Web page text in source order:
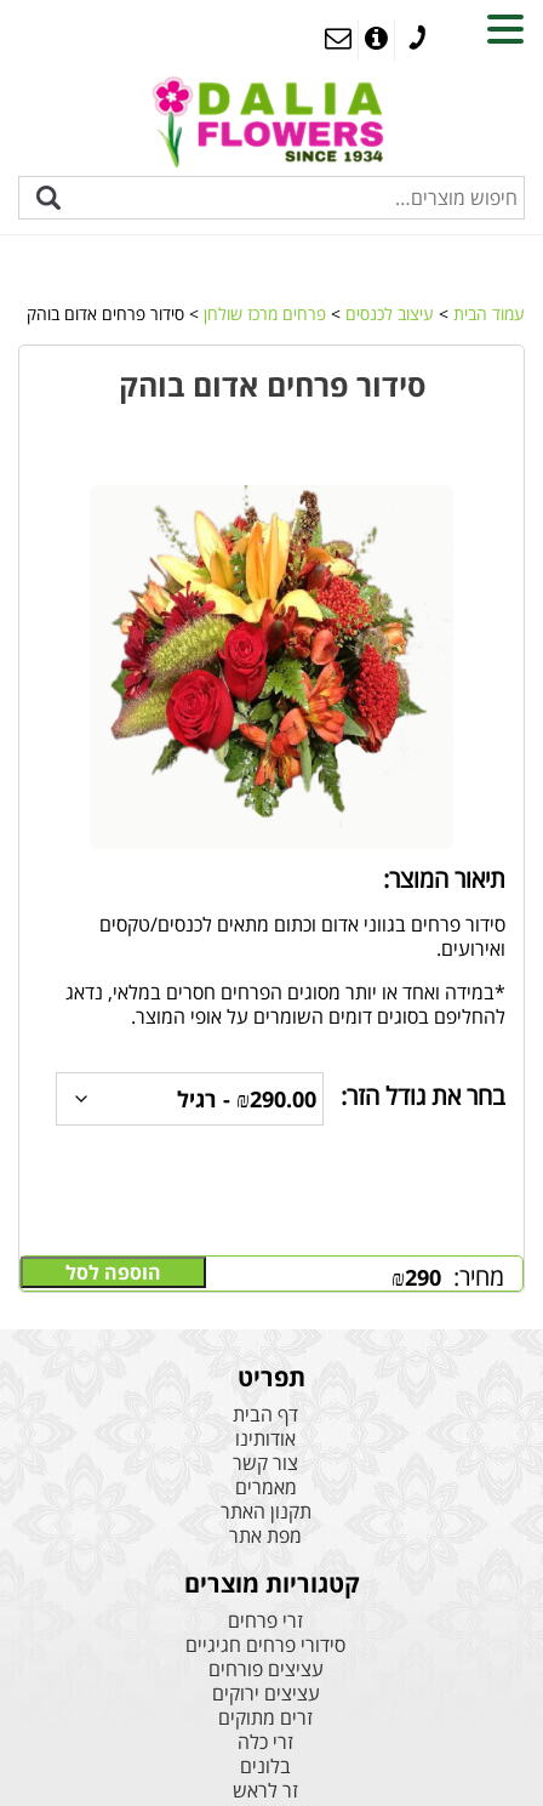
עמוד הבית > עיצוב לכנסים > פרחים מרכז שולחן > סידור פרחים אדום בוהק
סידור פרחים אדום בוהק
תיאור המוצר:
סידור פרחים בגווני אדום וכתום מתאים לכנסים/טקסים
ואירועים.
*במידה ואחד או יותר מסוגים הפרחים חסרים במלאי, נדאג
להחליפם בסוגים דומים השומרים על אופי המוצר.
בחר את גודל הזר:
מחיר: ₪290 הוספה לסל
תפריט
דף הבית
אודותינו
צור קשר
מאמרים
תקנון האתר
מפת אתר
קטגוריות מוצרים
זרי פרחים
סידורי פרחים חגיגיים
עציצים פורחים
עציצים ירוקים
זרים מתוקים
זרי כלה
בלונים
זר לראש